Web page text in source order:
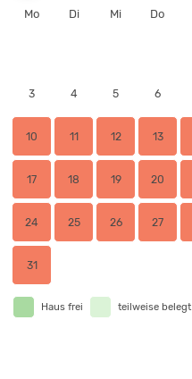
Mo Di Mi Do
3 4 5 6
10 11 12 13
17 18 19 20
24 25 26 27
31
Haus frei teilweise belegt